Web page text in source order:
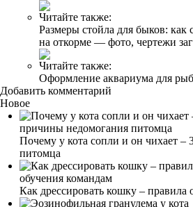
Читайте также:
Размеры стойла для быков: как
на откорме — фото, чертежи
Читайте также:
Оформление аквариума для
Добавить комментарий
Новое
Почему у кота сопли и он чихает
питомца
Как дрессировать кошку – правила